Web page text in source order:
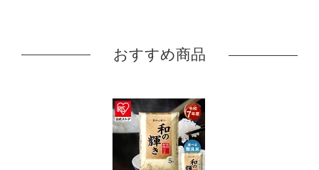
おすすめ商品